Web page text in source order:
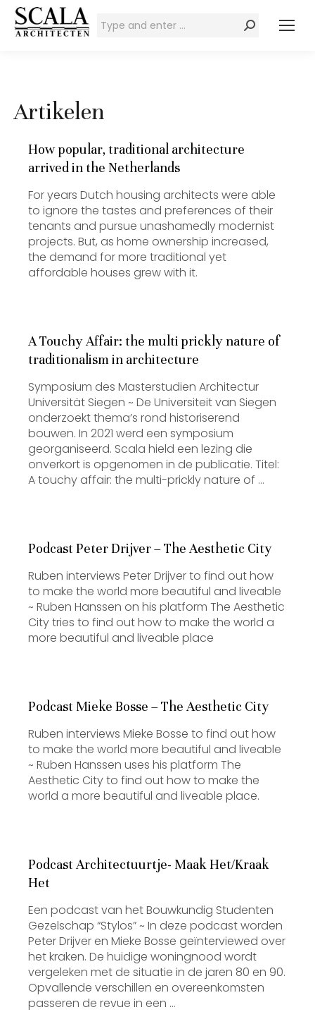
Zoeken:
Artikelen
How popular, traditional architecture
arrived in the Netherlands
For years Dutch housing architects were able
to ignore the tastes and preferences of their
tenants and pursue unashamedly modernist
projects. But, as home ownership increased,
the demand for more traditional yet
affordable houses grew with it.
A Touchy Affair: the multi prickly nature of
traditionalism in architecture
Symposium des Masterstudien Architectur
Universität Siegen ~ De Universiteit van Siegen
onderzoekt thema’s rond historiserend
bouwen. In 2021 werd een symposium
georganiseerd. Scala hield een lezing die
onverkort is opgenomen in de publicatie. Titel:
A touchy affair: the multi-prickly nature of …
Podcast Peter Drijver – The Aesthetic City
Ruben interviews Peter Drijver to find out how
to make the world more beautiful and liveable
~ Ruben Hanssen on his platform The Aesthetic
City tries to find out how to make the world a
more beautiful and liveable place
Podcast Mieke Bosse – The Aesthetic City
Ruben interviews Mieke Bosse to find out how
to make the world more beautiful and liveable
~ Ruben Hanssen uses his platform The
Aesthetic City to find out how to make the
world a more beautiful and liveable place.
Podcast Architectuurtje- Maak Het/Kraak
Het
Een podcast van het Bouwkundig Studenten
Gezelschap “Stylos” ~ In deze podcast worden
Peter Drijver en Mieke Bosse geïnterviewed over
het kraken. De huidige woningnood wordt
vergeleken met de situatie in de jaren 80 en 90.
Opvallende verschillen en overeenkomsten
passeren de revue in een …